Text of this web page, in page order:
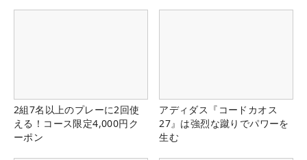
2組7名以上のプレーに2回使
える！コース限定4,000円ク
ーポン
アディダス『コードカオス
27』は強烈な蹴りでパワーを
生む